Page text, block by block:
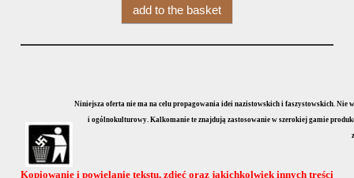
add to the basket
Niniejsza oferta nie ma na celu propagowania idei nazistowskich i faszystowskich. Nie
i ogólnokulturowy. Kalkomanie te znajdują zastosowanie w szerokiej gamie
Kopiowanie i powielanie tekstu, zdjęć oraz jakichkolwiek innych treści